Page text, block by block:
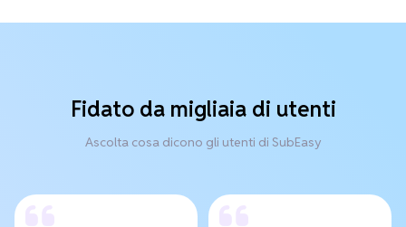
Fidato da migliaia di utenti
Ascolta cosa dicono gli utenti di SubEasy